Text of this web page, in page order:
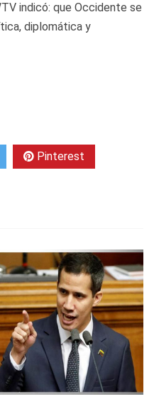
indicó: que Occidente se
diplomática y
Pinterest